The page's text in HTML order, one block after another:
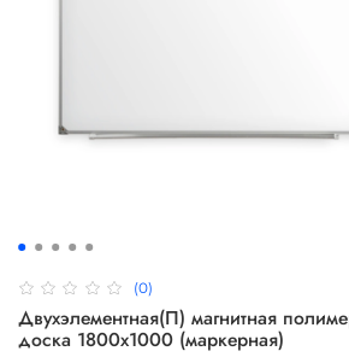
(0)
Двухэлементная(П) магнитная
доска 1800х1000 (маркерная)